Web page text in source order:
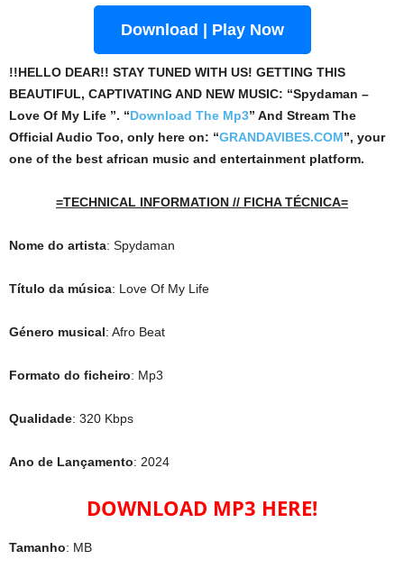
Download | Play Now
!!HELLO DEAR!! STAY TUNED WITH US! GETTING THIS
BEAUTIFUL, CAPTIVATING AND NEW MUSIC: “Spydaman –
Love Of My Life ”. “Download The Mp3” And Stream The
Official Audio Too, only here on: “GRANDAVIBES.COM”, your
one of the best african music and entertainment platform.
=TECHNICAL INFORMATION // FICHA TÉCNICA=
Nome do artista: Spydaman
Título da música: Love Of My Life
Género musical: Afro Beat
Formato do ficheiro: Mp3
Qualidade: 320 Kbps
Ano de Lançamento: 2024
DOWNLOAD MP3 HERE!
Tamanho: MB